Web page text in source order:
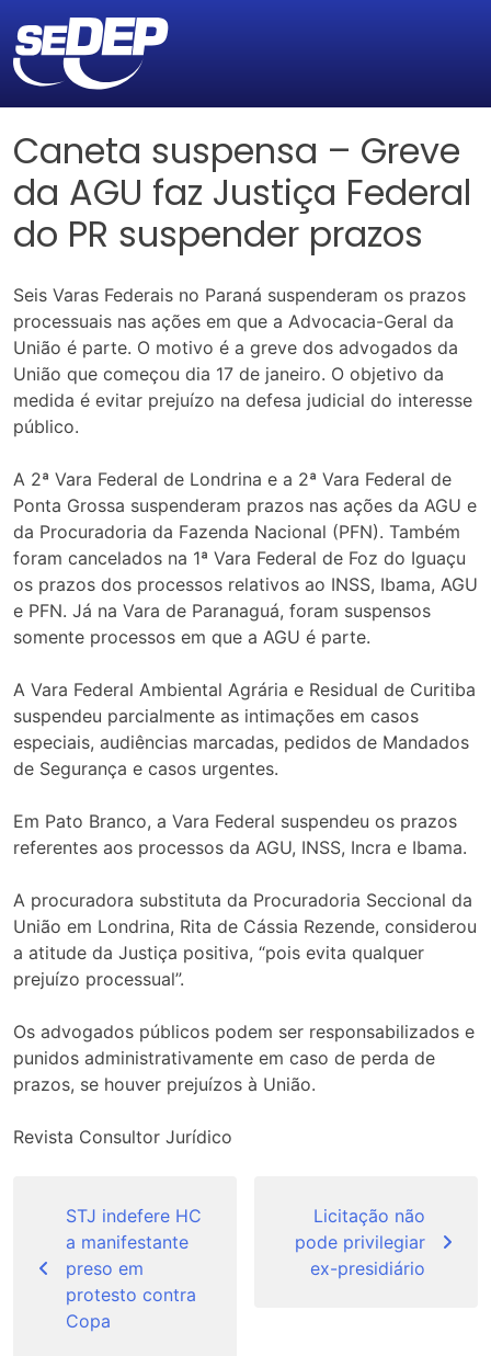
Caneta suspensa – Greve
da AGU faz Justiça Federal
do PR suspender prazos
Seis Varas Federais no Paraná suspenderam os prazos
processuais nas ações em que a Advocacia-Geral da
União é parte. O motivo é a greve dos advogados da
União que começou dia 17 de janeiro. O objetivo da
medida é evitar prejuízo na defesa judicial do interesse
público.
A 2ª Vara Federal de Londrina e a 2ª Vara Federal de
Ponta Grossa suspenderam prazos nas ações da AGU e
da Procuradoria da Fazenda Nacional (PFN). Também
foram cancelados na 1ª Vara Federal de Foz do Iguaçu
os prazos dos processos relativos ao INSS, Ibama, AGU
e PFN. Já na Vara de Paranaguá, foram suspensos
somente processos em que a AGU é parte.
A Vara Federal Ambiental Agrária e Residual de Curitiba
suspendeu parcialmente as intimações em casos
especiais, audiências marcadas, pedidos de Mandados
de Segurança e casos urgentes.
Em Pato Branco, a Vara Federal suspendeu os prazos
referentes aos processos da AGU, INSS, Incra e Ibama.
A procuradora substituta da Procuradoria Seccional da
União em Londrina, Rita de Cássia Rezende, considerou
a atitude da Justiça positiva, “pois evita qualquer
prejuízo processual”.
Os advogados públicos podem ser responsabilizados e
punidos administrativamente em caso de perda de
prazos, se houver prejuízos à União.
Revista Consultor Jurídico
Post
STJ indefere HC
a manifestante
preso em
protesto contra
Copa
Licitação não
pode privilegiar
ex-presidiário